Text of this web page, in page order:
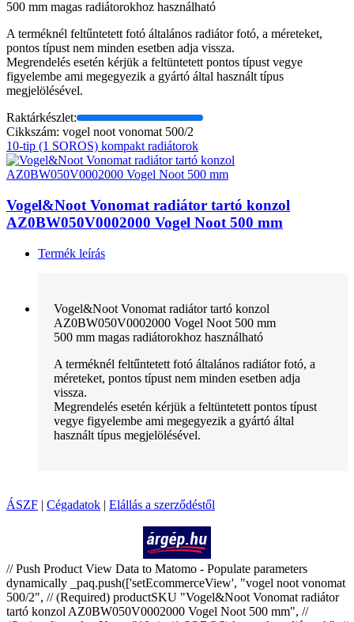
500 mm magas radiátorokhoz használható
A terméknél feltűntetett fotó általános radiátor fotó, a méreteket,
pontos típust nem minden esetben adja vissza.
Megrendelés esetén kérjük a feltüntetett pontos típust vegye
figyelembe ami megegyezik a gyártó által használt típus
megjelölésével.
Raktárkészlet:
Cikkszám: vogel noot vonomat 500/2
10-tip (1 SOROS) kompakt radiátorok
Vogel&Noot Vonomat radiátor tartó konzol
AZ0BW050V0002000 Vogel Noot 500 mm
Termék leírás
Vogel&Noot Vonomat radiátor tartó konzol
AZ0BW050V0002000 Vogel Noot 500 mm
500 mm magas radiátorokhoz használható
A terméknél feltűntetett fotó általános radiátor fotó, a
méreteket, pontos típust nem minden esetben adja
vissza.
Megrendelés esetén kérjük a feltüntetett pontos típust
vegye figyelembe ami megegyezik a gyártó által
használt típus megjelölésével.
ÁSZF | Cégadatok | Elállás a szerződéstől
// Push Product View Data to Matomo - Populate parameters
dynamically _paq.push(['setEcommerceView', "vogel noot vonomat
500/2", // (Required) productSKU "Vogel&Noot Vonomat radiátor
tartó konzol AZ0BW050V0002000 Vogel Noot 500 mm", //